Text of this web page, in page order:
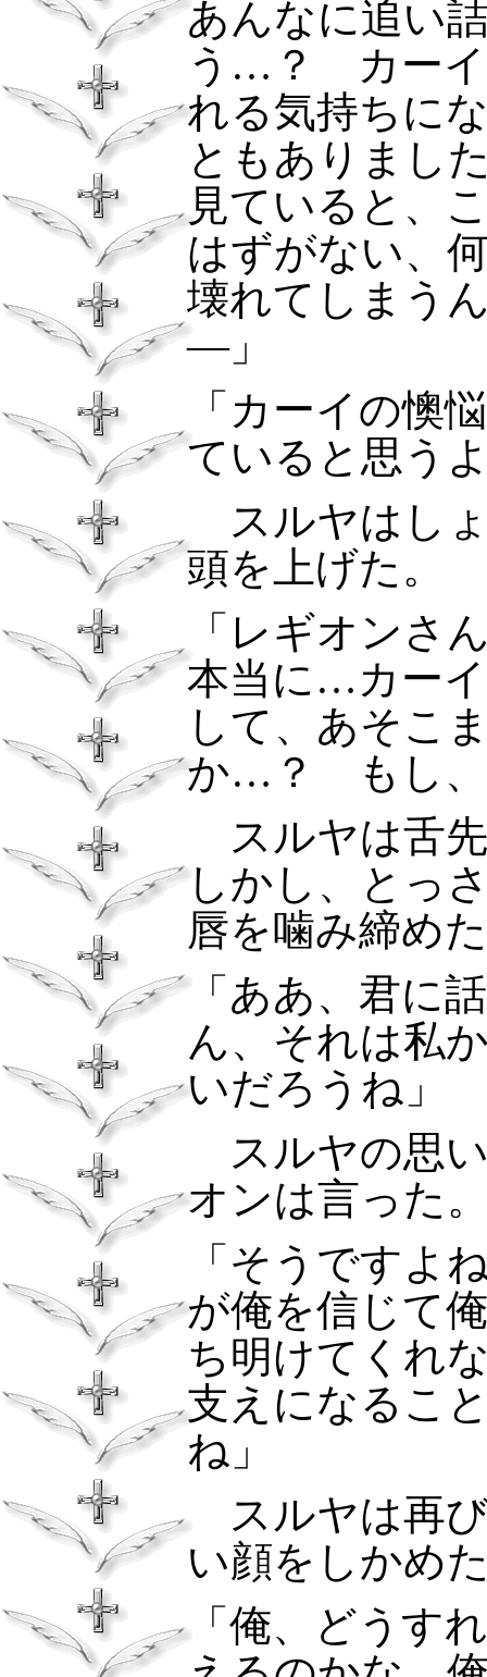
あんなに追い
う…？ カーイ
れる気持ちに
ともありまし
見ていると、
はずがない、
壊れてしまう
―」
「カーイの懊
ていると思う
スルヤはし
頭を上げた。
「レギオンさ
本当に…カー
して、あそこ
か…？ もし
スルヤは舌
しかし、とっ
唇を噛み締め
「ああ、君に
ん、それは私
いだろうね」
スルヤの思
オンは言った
「そうです
が俺を信じて
ち明けてくれ
支えになるこ
ね」
スルヤは再び
い顔をしかめ
「俺、どうす